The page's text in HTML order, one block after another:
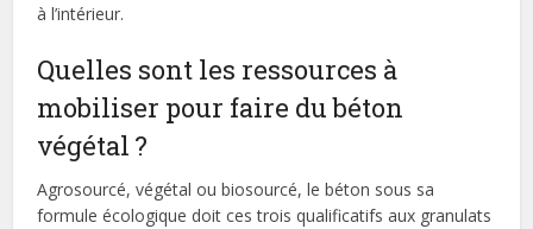
à l’intérieur.
Quelles sont les ressources à
mobiliser pour faire du béton
végétal ?
Agrosourcé, végétal ou biosourcé, le béton sous sa
formule écologique doit ces trois qualificatifs aux granulats